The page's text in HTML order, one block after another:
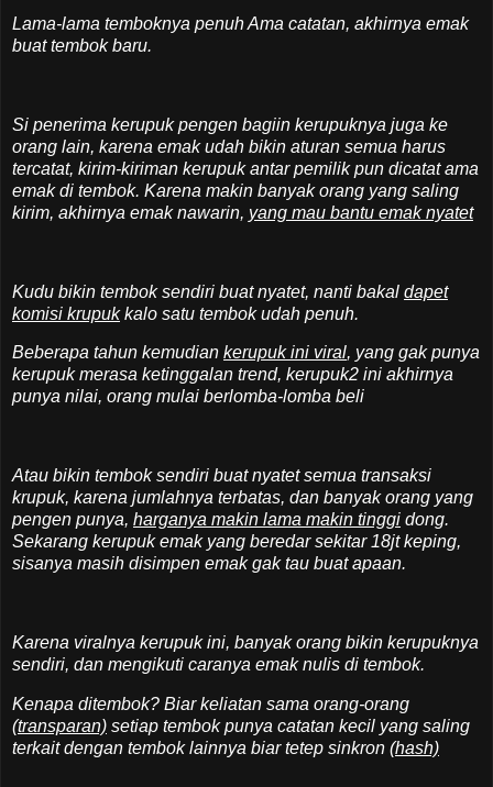
Lama-lama temboknya penuh Ama catatan, akhirnya emak
buat tembok baru.
Si penerima kerupuk pengen bagiin kerupuknya juga ke
orang lain, karena emak udah bikin aturan semua harus
tercatat, kirim-kiriman kerupuk antar pemilik pun dicatat ama
emak di tembok. Karena makin banyak orang yang saling
kirim, akhirnya emak nawarin, yang mau bantu emak nyatet
Kudu bikin tembok sendiri buat nyatet, nanti bakal dapet
komisi krupukkalo satu tembok udah penuh.
Beberapa tahun kemudian kerupuk ini viral, yang gak punya
kerupuk merasa ketinggalan trend, kerupuk2 ini akhirnya
punya nilai, orang mulai berlomba-lomba beli
Atau bikin tembok sendiri buat nyatet semua transaksi
krupuk, karena jumlahnya terbatas, dan banyak orang yang
pengen punya, harganya makin lama makin tinggi dong.
Sekarang kerupuk emak yang beredar sekitar 18jt keping,
sisanya masih disimpen emak gak tau buat apaan.
Karena viralnya kerupuk ini, banyak orang bikin kerupuknya
sendiri, dan mengikuti caranya emak nulis di tembok.
Kenapa ditembok? Biar keliatan sama orang-orang
(transparan) setiap tembok punya catatan kecil yang saling
terkait dengan tembok lainnya biar tetep sinkron (hash)